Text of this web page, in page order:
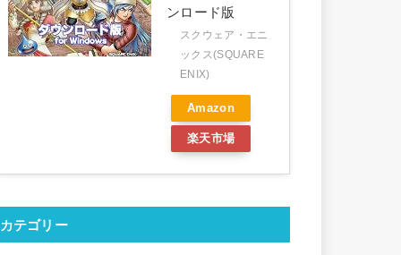
ンロード版
スクウェア・エニ
ックス(SQUARE
ENIX)
Amazon
楽天市場
カテゴリー